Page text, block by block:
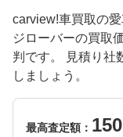
carview!車買取の
ジローバーの買取
判です。 見積り社
しましょう。
最高査定額：